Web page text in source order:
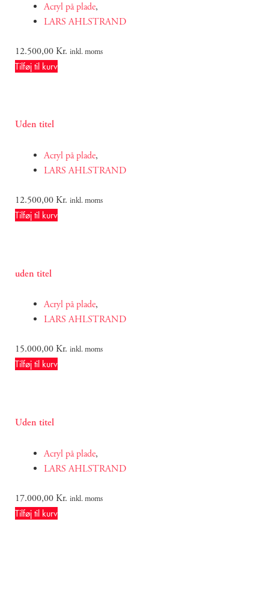
Acryl på plade,
LARS AHLSTRAND
12.500,00Kr. inkl. moms
Tilføj til kurv
Uden titel
Acryl på plade,
LARS AHLSTRAND
12.500,00Kr. inkl. moms
Tilføj til kurv
uden titel
Acryl på plade,
LARS AHLSTRAND
15.000,00Kr. inkl. moms
Tilføj til kurv
Uden titel
Acryl på plade,
LARS AHLSTRAND
17.000,00Kr. inkl. moms
Tilføj til kurv